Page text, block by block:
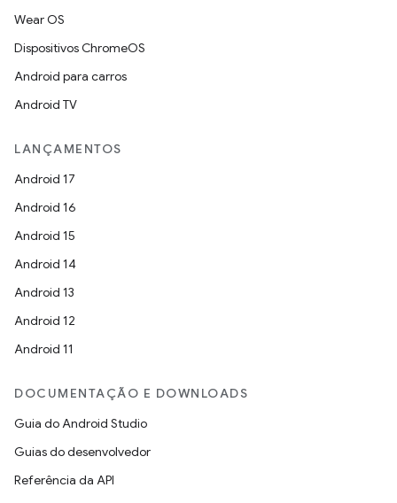
Wear OS
Dispositivos ChromeOS
Android para carros
Android TV
LANÇAMENTOS
Android 17
Android 16
Android 15
Android 14
Android 13
Android 12
Android 11
DOCUMENTAÇÃO E DOWNLOADS
Guia do Android Studio
Guias do desenvolvedor
Referência da API